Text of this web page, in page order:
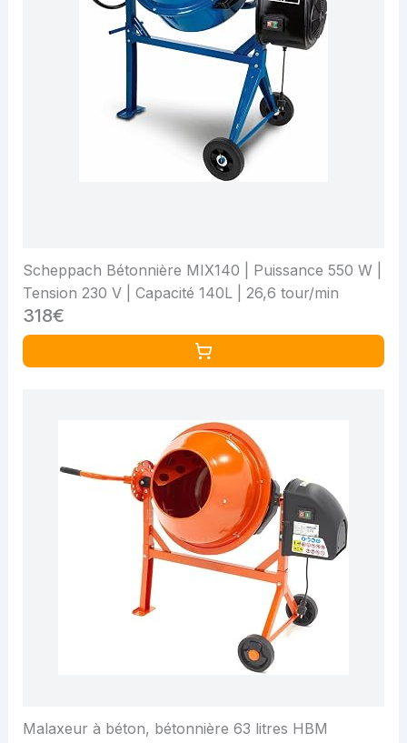
Scheppach Bétonnière MIX140 | Puissance 550 W |
Tension 230 V | Capacité 140L | 26,6 tour/min
318€
Malaxeur à béton, bétonnière 63 litres HBM